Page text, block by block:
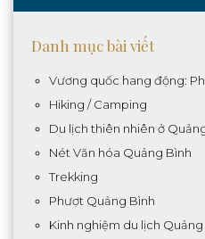
Danh mục bài viết
Vương quốc hang động:
Hiking / Camping
Du lịch thiên nhiên ở
Nét Văn hóa Quảng Bình
Trekking
Phượt Quảng Bình
Kinh nghiệm du lịch